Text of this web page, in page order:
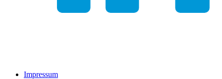
Impressum